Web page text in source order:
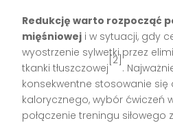
Redukcję warto rozpocząć
mięśniowej i w sytuacji, gdy
wyostrzenie sylwetki przez
tkanki tłuszczowej
[2]
.
konsekwentne stosowanie
kalorycznego, wybór ćwiczeń
połączenie treningu siłowego